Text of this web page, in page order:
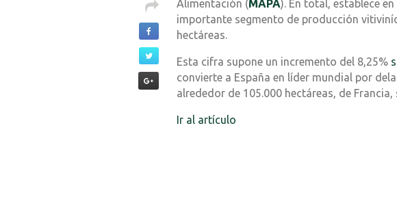
Alimentación (MAPA). En total, establece
importante segmento de producción
hectáreas.
Esta cifra supone un incremento del 8,25%
convierte a España en líder mundial por
alrededor de 105.000 hectáreas, de
Ir al artículo